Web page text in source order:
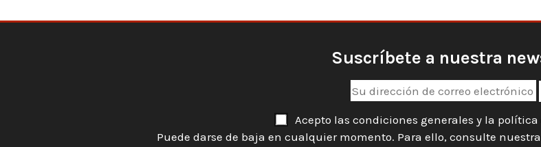
Suscríbete a nuestra
Acepto las condiciones generales y la
Puede darse de baja en cualquier momento. Para ello, consulte